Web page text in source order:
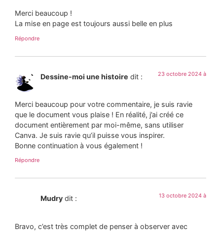
Merci beaucoup !
La mise en page est toujours aussi belle en plus
Répondre
Dessine-moi une histoire dit : 23 octobre 2024 à
Merci beaucoup pour votre commentaire, je suis ravie
que le document vous plaise ! En réalité, j’ai créé ce
document entièrement par moi-même, sans utiliser
Canva. Je suis ravie qu’il puisse vous inspirer.
Bonne continuation à vous également !
Répondre
Mudry dit : 13 octobre 2024 à
Bravo, c’est très complet de penser à observer avec